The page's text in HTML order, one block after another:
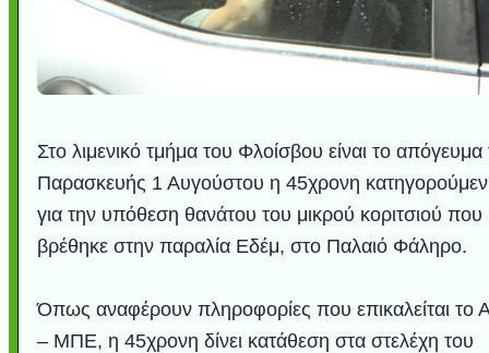
Στο λιμενικό τμήμα του Φλοίσβου είναι το απόγευμα
Παρασκευής 1 Αυγούστου η 45χρονη
για την υπόθεση θανάτου του μικρού κοριτσιού που
βρέθηκε στην παραλία Εδέμ, στο Παλαιό Φάληρο.
Όπως αναφέρουν πληροφορίες που επικαλείται το
– ΜΠΕ, η 45χρονη δίνει κατάθεση στα στελέχη του